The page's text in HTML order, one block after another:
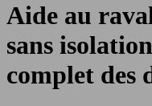
Aide au
sans
complet des